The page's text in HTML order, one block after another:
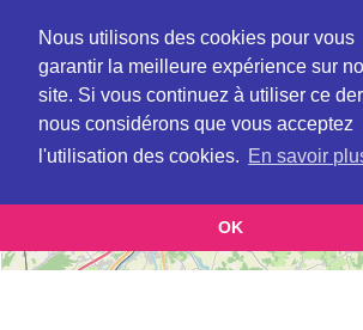
Nous utilisons des cookies pour vous
garantir la meilleure expérience sur
site. Si vous continuez à utiliser ce
nous considérons que vous acceptez
l'utilisation des cookies. En savoir
OK